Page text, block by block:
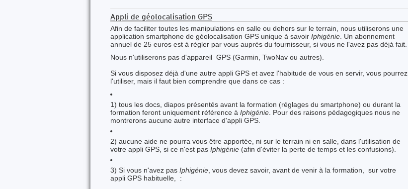
Appli de géolocalisation GPS
Afin de faciliter toutes les manipulations en salle ou dehors sur le terrain, nous utiliserons une
application smartphone de géolocalisation GPS unique à savoir Iphigénie . Un abonnement
annuel de 25 euros est à régler par vous auprès du fournisseur, si vous ne l'avez pas déjà fait.
Nous n'utiliserons pas d'appareil GPS (Garmin, TwoNav ou autres).
Si vous disposez déjà d'une autre appli GPS et avez l'habitude de vous en servir, vous pourrez
l'utiliser, mais il faut bien comprendre que dans ce cas :
1) tous les docs, diapos présentés avant la formation (réglages du smartphone) ou durant la
formation feront uniquement référence à Iphigénie . Pour des raisons pédagogiques nous ne
montrerons aucune autre interface d'appli GPS.
2) aucune aide ne pourra vous être apportée, ni sur le terrain ni en salle, dans l'utilisation de
votre appli GPS, si ce n'est pas Iphigénie (afin d'éviter la perte de temps et les confusions).
3) Si vous n'avez pas Iphigénie , vous devez savoir, avant de venir à la formation, sur votre
appli GPS habituelle, :